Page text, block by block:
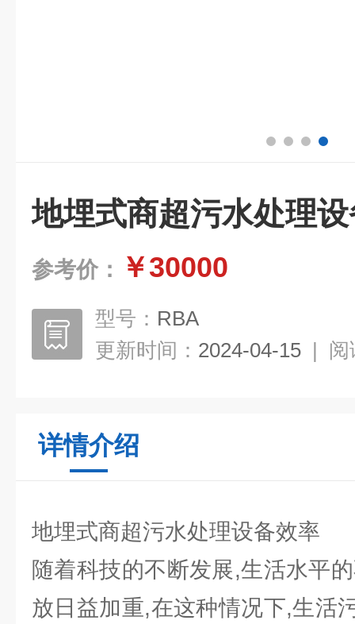
地埋式商超污水处理
参考价： ￥30000
型号： RBA
更新时间： 2024-04-15 | 阅
详情介绍
地埋式商超污水处理设备效率
随着科技的不断发展,生活水平
放日益加重,在这种情况下,生活